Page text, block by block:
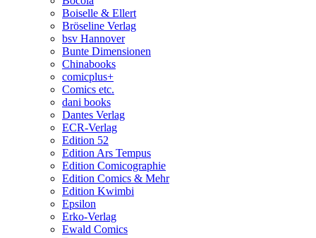
Boiselle & Ellert
Bröseline Verlag
bsv Hannover
Bunte Dimensionen
Chinabooks
comicplus+
Comics etc.
dani books
Dantes Verlag
ECR-Verlag
Edition 52
Edition Ars Tempus
Edition Comicographie
Edition Comics & Mehr
Edition Kwimbi
Epsilon
Erko-Verlag
Ewald Comics